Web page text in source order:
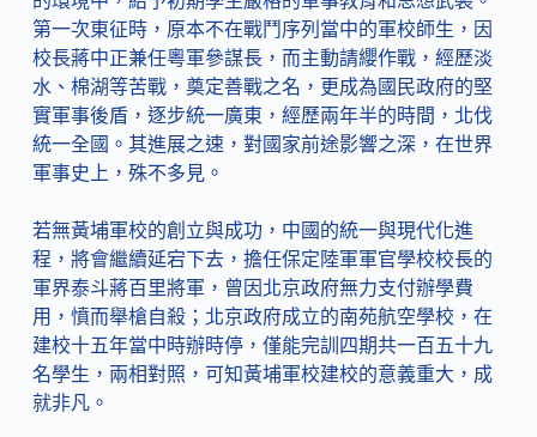
第一次東征時，原本不在戰鬥序列當中的軍校師生，因
校長蔣中正兼任粵軍參謀長，而主動請纓作戰，經歷淡
水、棉湖等苦戰，奠定善戰之名，更成為國民政府的堅
實軍事後盾，逐步統一廣東，經歷兩年半的時間，北伐
統一全國。其進展之速，對國家前途影響之深，在世界
軍事史上，殊不多見。
若無黃埔軍校的創立與成功，中國的統一與現代化進
程，將會繼續延宕下去，擔任保定陸軍軍官學校校長的
軍界泰斗蔣百里將軍，曾因北京政府無力支付辦學費
用，憤而舉槍自殺；北京政府成立的南苑航空學校，在
建校十五年當中時辦時停，僅能完訓四期共一百五十九
名學生，兩相對照，可知黃埔軍校建校的意義重大，成
就非凡。